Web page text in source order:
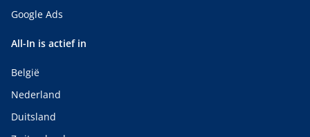
Google Ads
All-In is actief in
België
Nederland
Duitsland